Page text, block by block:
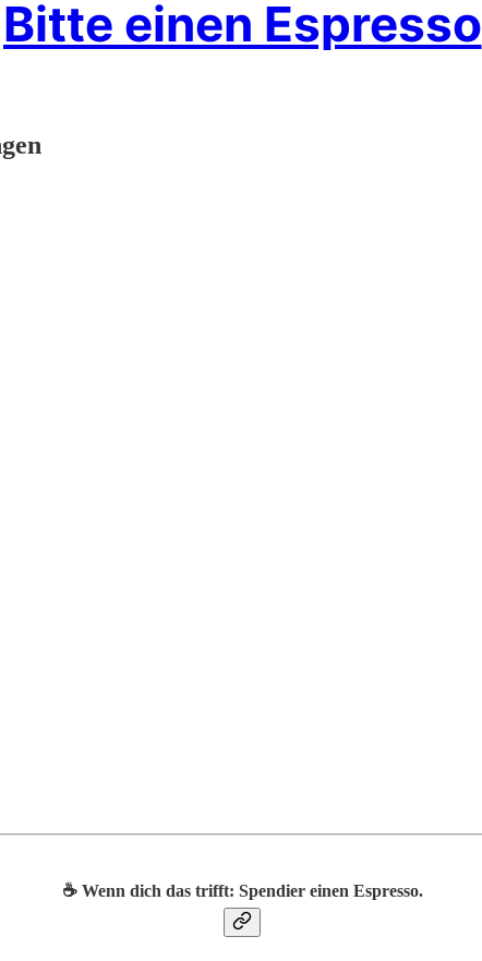
Bitte einen Espresso
☕️ Wenn dich das trifft: Spendier einen Espresso.